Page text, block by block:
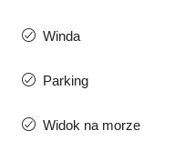
Winda
Parking
Widok na morze